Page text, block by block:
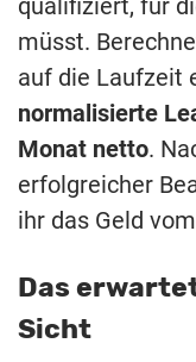
qualifiziert, für
müsst.
auf die Laufzeit
normalisierte
Monat netto.
erfolgreicher
ihr das Geld
Das
Sicht